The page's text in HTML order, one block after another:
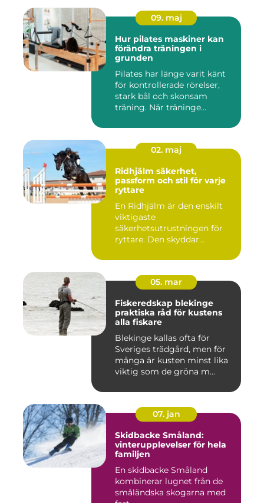
09. maj
Hur pilates maskiner kan
förändra träningen i
grunden
Pilates har länge varit känt
för kontrollerade rörelser,
stark bål och skonsam
träning. När träninge...
02. maj
Ridhjälm säkerhet,
passform och stil för varje
ryttare
En Ridhjälm är den enskilt
viktigaste
säkerhetsutrustningen för
ryttare. Den skyddar
05. mar
Fiskeredskap blekinge
praktiska råd för kustens
alla fiskare
Blekinge kallas ofta för
Sveriges trädgård, men för
många är kusten minst lika
viktig som de gröna m...
07. jan
Skidbacke Småland:
vinterupplevelser för hela
familjen
En skidbacke Småland
kombinerar lugnet från de
småländska skogarna med